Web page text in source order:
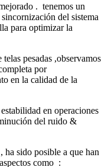
. tenemos un
del sistema
para optimizar la
pesadas ,observamos
por
en la calidad de la
en operaciones
del ruido &
sido posible a que han
como :